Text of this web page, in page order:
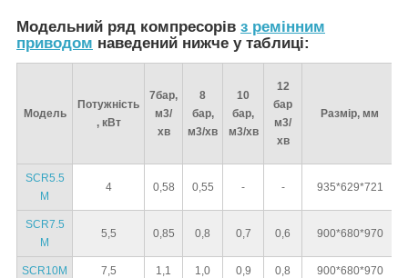
Модельний ряд компресорів з ремінним
приводом наведений нижче у таблиці:
Модель
Потужність
, кВт
7бар,
м3/
хв
8
бар,
м3/хв
10
бар,
м3/хв
12
бар
м3/
хв
Размір, мм
SCR5.5
M
4 0,58 0,55 - - 935*629*721
SCR7.5
M
5,5 0,85 0,8 0,7 0,6 900*680*970
SCR10M 7,5 1,1 1,0 0,9 0,8 900*680*970